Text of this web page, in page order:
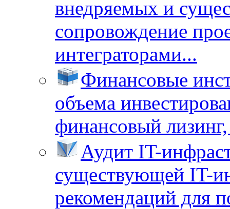
внедряемых и
сопровождение
интеграторами...
Финансовые
объема
финансовый
Аудит IT-
существующей IT-
рекомендаций для